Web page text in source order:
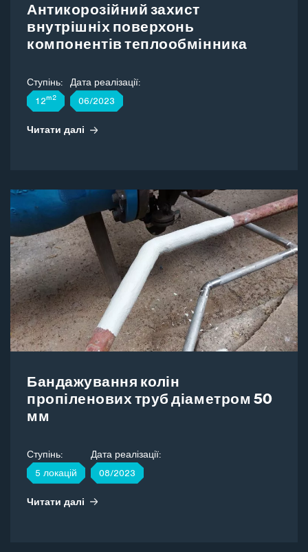
Антикорозійний захист
внутрішніх поверхонь
компонентів теплообмінника
Ступінь:
12m2
Дата реалізації:
06/2023
Читати далі
Бандажування колін
пропіленових труб діаметром 50
мм
Ступінь:
5 локацій
Дата реалізації:
08/2023
Читати далі